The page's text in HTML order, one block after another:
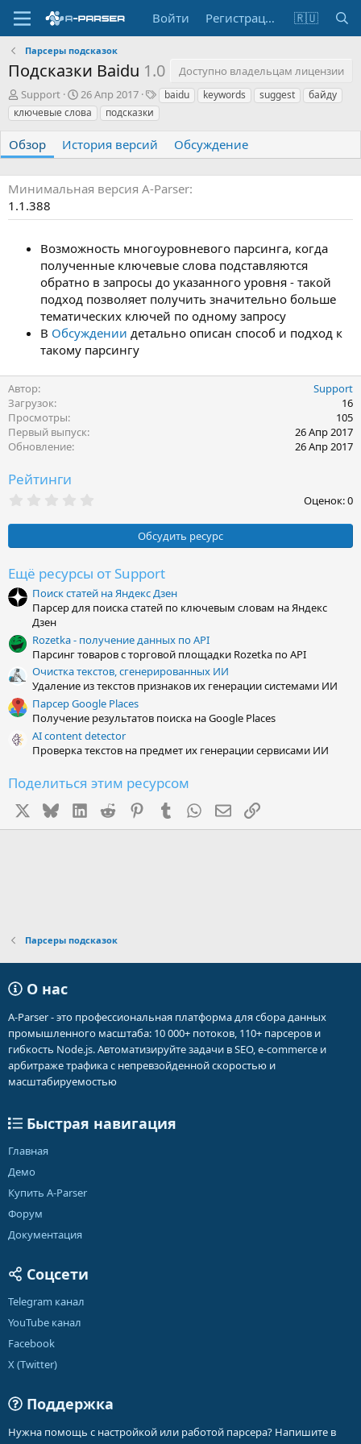
Войти Регистрация 🇷🇺
Парсеры подсказок
Подсказки Baidu 1.0
Доступно владельцам лицензии
А
в
т
о
р
Support
Д
а
т
с
д
н
я
26 Апр 2017
Т
е
baidu keywords suggest
байду
ключевые слова
подсказки
Обзор История версий Обсуждение
Минимальная версия A-Parser
1.1.388
Возможность многоуровневого парсинга, когда
полученные ключевые слова подставляются
обратно в запросы до указанного уровня - такой
подход позволяет получить значительно больше
тематических ключей по одному запросу
В Обсуждении детально описан способ и подход к
такому парсингу
Автор
Support
Загрузок
16
Просмотры
105
Первый выпуск
26 Апр 2017
Обновление
26 Апр 2017
Рейтинги
0
з
ё
з
д
Оценок: 0
Обсудить ресурс
Ещё ресурсы от Support
Поиск статей на Яндекс Дзен
Парсер для поиска статей по ключевым словам на Яндекс
Дзен
Rozetka - получение данных по API
Парсинг товаров с торговой площадки Rozetka по API
Очистка текстов, сгенерированных ИИ
Удаление из текстов признаков их генерации системами ИИ
Парсер Google Places
Получение результатов поиска на Google Places
AI content detector
Проверка текстов на предмет их генерации сервисами ИИ
Поделиться этим ресурсом
BlueskyLinkedIn
Reddit PinterestTumblr WhatsApp
Электронная почта
Ссылка
Парсеры подсказок
О нас
A-Parser - это профессиональная платформа для сбора данных
промышленного масштаба: 10 000+ потоков, 110+ парсеров и
гибкость Node.js. Автоматизируйте задачи в SEO, e-commerce и
арбитраже трафика с непревзойденной скоростью и
масштабируемостью
Быстрая навигация
Главная
Демо
Купить A-Parser
Форум
Документация
Соцсети
Telegram канал
YouTube канал
Facebook
X (Twitter)
Поддержка
Нужна помощь с настройкой или работой парсера? Напишите в